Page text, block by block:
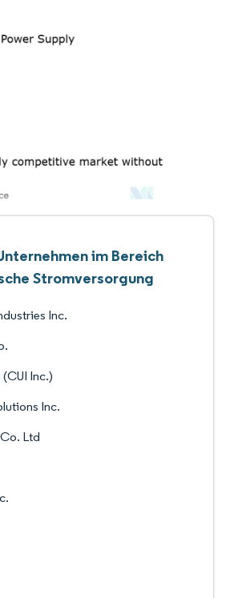
im Bereich
Stromversorgung
Inc.
Inc.)
Inc.
Ltd